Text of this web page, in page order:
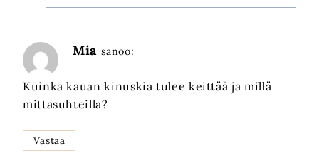
Mia sanoo:
Kuinka kauan kinuskia tulee keittää ja millä
mittasuhteilla?
Vastaa